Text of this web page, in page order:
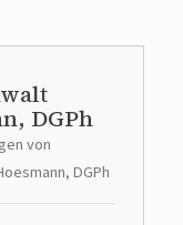
DGPh
von
DGPh